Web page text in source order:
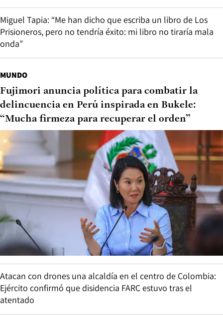
Miguel Tapia: “Me han dicho que escriba un libro de Los
Prisioneros, pero no tendría éxito: mi libro no tiraría mala
onda”
MUNDO
Fujimori anuncia política para combatir la
delincuencia en Perú inspirada en Bukele:
“Mucha firmeza para recuperar el orden”
Atacan con drones una alcaldía en el centro de Colombia:
Ejército confirmó que disidencia FARC estuvo tras el
atentado